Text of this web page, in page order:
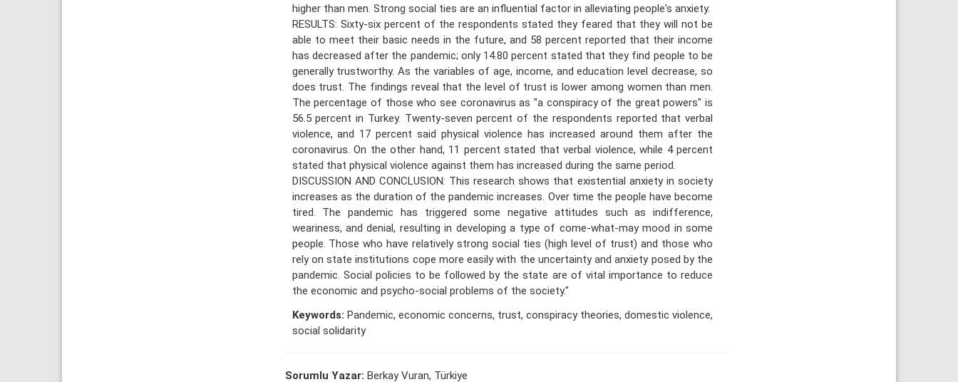
higher than men. Strong social ties are an influential factor in alleviating people's anxiety.
RESULTS: Sixty-six percent of the respondents stated they feared that they will not be
able to meet their basic needs in the future, and 58 percent reported that their income
has decreased after the pandemic; only 14.80 percent stated that they find people to be
generally trustworthy. As the variables of age, income, and education level decrease, so
does trust. The findings reveal that the level of trust is lower among women than men.
The percentage of those who see coronavirus as "a conspiracy of the great powers" is
56.5 percent in Turkey. Twenty-seven percent of the respondents reported that verbal
violence, and 17 percent said physical violence has increased around them after the
coronavirus. On the other hand, 11 percent stated that verbal violence, while 4 percent
stated that physical violence against them has increased during the same period.
DISCUSSION AND CONCLUSION: This research shows that existential anxiety in society
increases as the duration of the pandemic increases. Over time the people have become
tired. The pandemic has triggered some negative attitudes such as indifference,
weariness, and denial, resulting in developing a type of come-what-may mood in some
people. Those who have relatively strong social ties (high level of trust) and those who
rely on state institutions cope more easily with the uncertainty and anxiety posed by the
pandemic. Social policies to be followed by the state are of vital importance to reduce
the economic and psycho-social problems of the society."
Keywords: Pandemic, economic concerns, trust, conspiracy theories, domestic violence,
social solidarity
Sorumlu Yazar: Berkay Vuran, Türkiye